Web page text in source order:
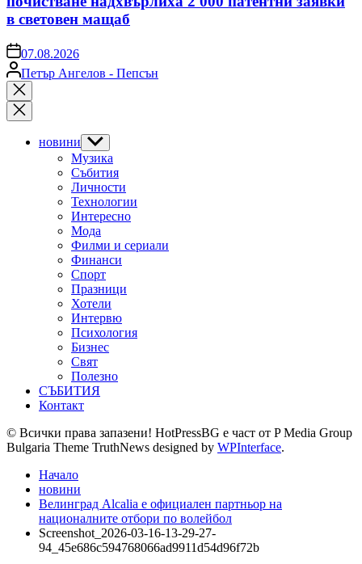
в световен мащаб
on07.08.2026
Posted
by
Петър Ангелов - Пепсън
Close
search
новини Show
sub
menu
Музика
Събития
Личности
Технологии
Интересно
Мода
Филми и сериали
Финанси
Спорт
Празници
Хотели
Интервю
Психология
Бизнес
Свят
Полезно
СЪБИТИЯ
Контакт
© Всички права запазени! HotPressBG е част от P Media Group
Bulgaria Theme TruthNews designed by WPInterface.
Начало
новини
Велинград Alcalia е официален партньор на
националните отбори по волейбол
Screenshot_2026-03-16-13-29-27-
94_45e686c594768066ad9911d54d96f72b